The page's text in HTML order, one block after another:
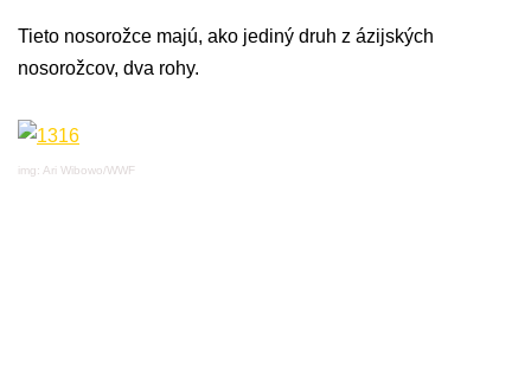
Tieto nosorožce majú, ako jediný druh z ázijských
nosorožcov, dva rohy.
img: Ari Wibowo/WWF